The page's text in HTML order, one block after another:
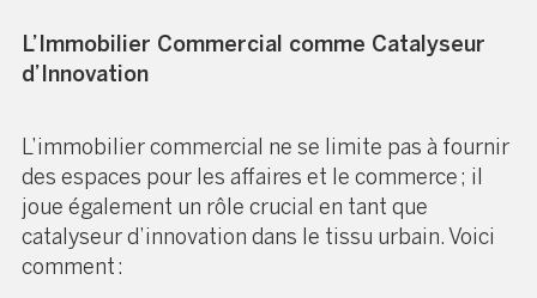
L’Immobilier Commercial comme Catalyseur
d’Innovation
L’immobilier commercial ne se limite pas à fournir
des espaces pour les affaires et le commerce ; il
joue également un rôle crucial en tant que
catalyseur d’innovation dans le tissu urbain. Voici
comment :